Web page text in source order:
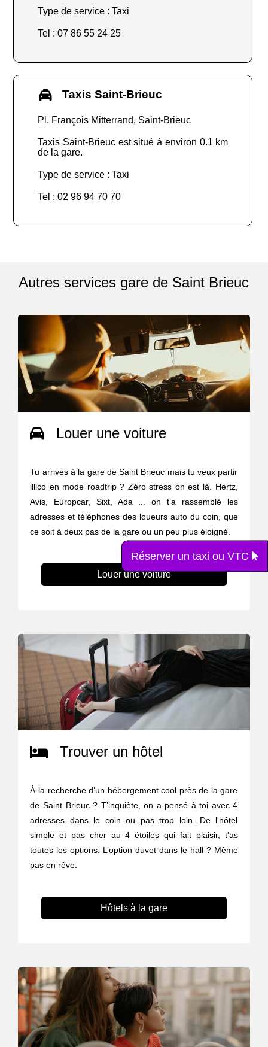
Type de service : Taxi
Tel : 07 86 55 24 25
Taxis Saint-Brieuc
Pl. François Mitterrand, Saint-Brieuc
Taxis Saint-Brieuc est situé à environ 0.1 km
de la gare.
Type de service : Taxi
Tel : 02 96 94 70 70
Autres services gare de Saint Brieuc
Louer une voiture
Tu arrives à la gare de Saint Brieuc mais tu veux partir
illico en mode roadtrip ? Zéro stress on est là. Hertz,
Avis, Europcar, Sixt, Ada ... on t’a rassemblé les
adresses et téléphones des loueurs auto du coin, que
ce soit à deux pas de la gare ou un peu plus éloigné.
Louer une voiture
Trouver un hôtel
À la recherche d’un hébergement cool près de la gare
de Saint Brieuc ? T’inquiète, on a pensé à toi avec 4
adresses dans le coin ou pas trop loin. De l'hôtel
simple et pas cher au 4 étoiles qui fait plaisir, t’as
toutes les options. L’option duvet dans le hall ? Même
pas en rêve.
Hôtels à la gare
Réserver un taxi ou VTC